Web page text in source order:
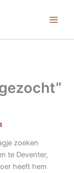
zoeken
te Deventer,
heeft hem